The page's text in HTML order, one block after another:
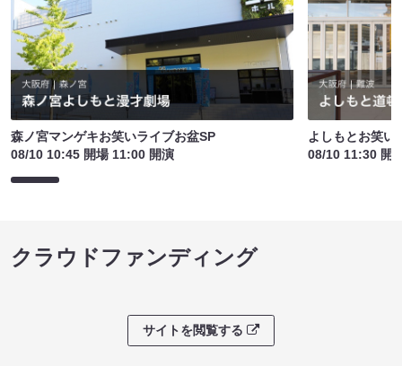
森ノ宮マンゲキお笑いライブお盆SP
08/10 10:45 開場 11:00 開演
よしもとお笑い
08/10 11:30 開
クラウドファンディング
サイトを閲覧する